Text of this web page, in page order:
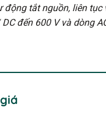
động tắt nguồn, liên
đến 600 V và dòng